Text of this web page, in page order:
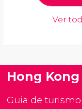
Ver
Hong Kong
Guia de turismo